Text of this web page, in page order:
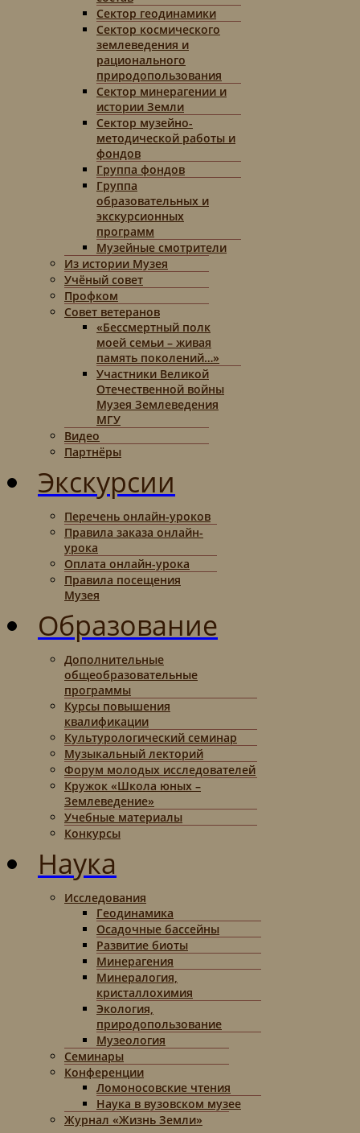
Сектор геодинамики
Сектор космического
землеведения и
рационального
природопользования
Сектор минерагении и
истории Земли
Сектор музейно-
методической работы и
фондов
Группа фондов
Группа
образовательных и
экскурсионных
программ
Музейные смотрители
Из истории Музея
Учёный совет
Профком
Совет ветеранов
«Бессмертный полк
моей семьи – живая
память поколений…»
Участники Великой
Отечественной войны
Музея Землеведения
МГУ
Видео
Партнёры
Экскурсии
Перечень онлайн-уроков
Правила заказа онлайн-
урока
Оплата онлайн-урока
Правила посещения
Музея
Образование
Дополнительные
общеобразовательные
программы
Курсы повышения
квалификации
Культурологический семинар
Музыкальный лекторий
Форум молодых исследователей
Кружок «Школа юных –
Землеведение»
Учебные материалы
Конкурсы
Наука
Исследования
Геодинамика
Осадочные бассейны
Развитие биоты
Минерагения
Минералогия,
кристаллохимия
Экология,
природопользование
Музеология
Семинары
Конференции
Ломоносовские чтения
Наука в вузовском музее
Журнал «Жизнь Земли»